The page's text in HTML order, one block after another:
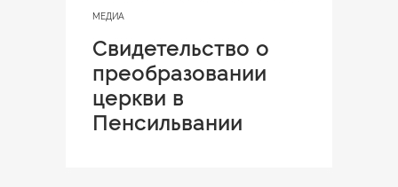
МЕДИА
Свидетельство о
преобразовании
церкви в
Пенсильвании